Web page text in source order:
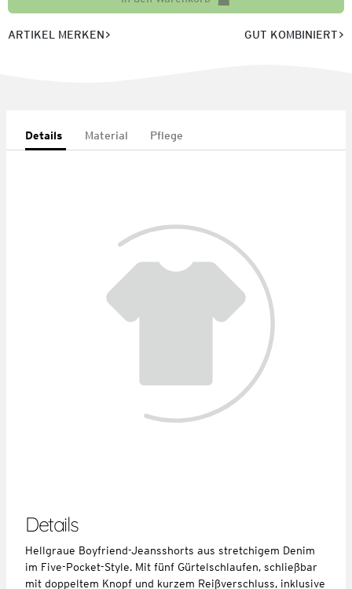
ARTIKEL MERKEN GUT KOMBINIERT
Details Material Pflege
Details
Hellgraue Boyfriend-Jeansshorts aus stretchigem Denim
im Five-Pocket-Style. Mit fünf Gürtelschlaufen, schließbar
mit doppeltem Knopf und kurzem Reißverschluss, inklusive